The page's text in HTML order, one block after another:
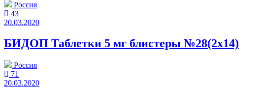
Россия
43
20.03.2020
БИДОП Таблетки 5 мг блистеры №28(2x14)
Россия
71
20.03.2020